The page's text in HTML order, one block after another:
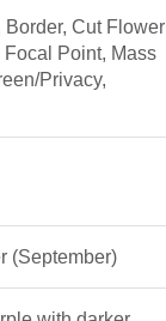
Border, Cut Flower
Point, Mass
Privacy,
(September)